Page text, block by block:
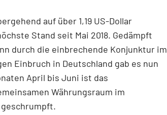
auf über 1,19 US-Dollar
Stand seit Mai 2018. Gedämpft
durch die einbrechende Konjunktur im
Einbruch in Deutschland gab es nun
April bis Juni ist das
Währungsraum im
geschrumpft.